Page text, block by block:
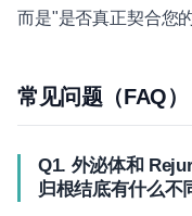
而是"是否真正契合您
常见问题（FAQ）
Q1. 外泌体和
归根结底有什么不